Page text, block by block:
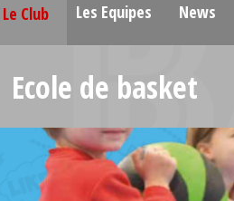
Le Club Les Equipes News
Ecole de basket